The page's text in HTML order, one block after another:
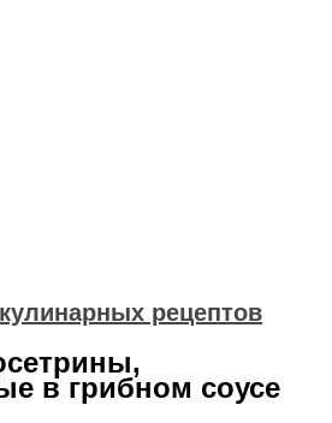
рецептов
в грибном соусе